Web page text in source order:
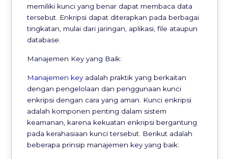
memiliki kunci yang benar dapat membaca data
tersebut. Enkripsi dapat diterapkan pada berbagai
tingkatan, mulai dari jaringan, aplikasi, file ataupun
database.
Manajemen Key yang Baik:
Manajemen key adalah praktik yang berkaitan
dengan pengelolaan dan penggunaan kunci
enkripsi dengan cara yang aman. Kunci enkripsi
adalah komponen penting dalam sistem
keamanan, karena kekuatan enkripsi bergantung
pada kerahasiaan kunci tersebut. Berikut adalah
beberapa prinsip manajemen key yang baik: